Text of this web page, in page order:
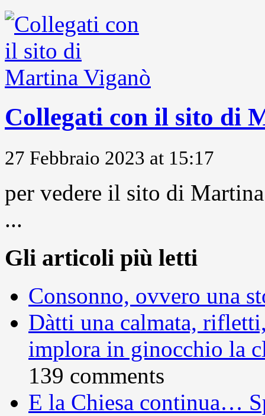
Collegati con il sito di
27 Febbraio 2023 at 15:17
per vedere il sito di
...
Gli articoli più letti
Consonno, ovvero una
Dàtti una calmata,
implora in ginocchio la
139 comments
E la Chiesa continua…